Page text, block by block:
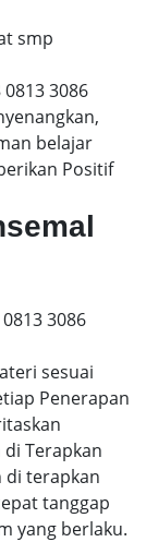
smp
0813 3086
belajar
Positif
3086
sesuai
Penerapan
Terapkan
di terapkan
tanggap
yang berlaku.